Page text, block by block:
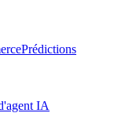
Prédictions
IA